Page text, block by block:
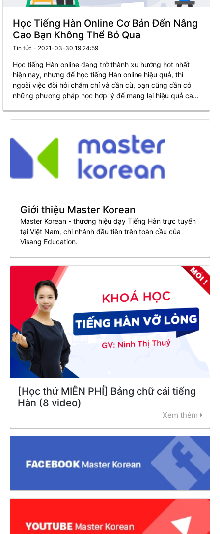
Học Tiếng Hàn Online Cơ Bản Đến Nâng
Cao Bạn Không Thể Bỏ Qua
Tin tức - 2021-03-30 19:24:59
Học tiếng Hàn online đang trở thành xu hướng hot nhất
hiện nay, nhưng để học tiếng Hàn online hiệu quả, thì
ngoài việc đòi hỏi chăm chỉ và cần cù, bạn cũng cần có
những phương pháp học hợp lý để mang lại hiệu quả cao
Giới thiệu Master Korean
Master Korean - thương hiệu dạy Tiếng Hàn trực tuyến
tại Việt Nam, chi nhánh đầu tiên trên toàn cầu của
Visang Education.
[Học thử MIỄN PHÍ] Bảng chữ cái tiếng
Hàn (8 video)
Xem thêm